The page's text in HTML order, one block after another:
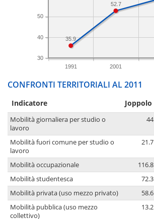
1991 2001
30
40
50
52.7
35.9
CONFRONTI TERRITORIALI AL 2011
Indicatore Joppolo
Mobilità giornaliera per studio o
lavoro
44
Mobilità fuori comune per studio o
lavoro
21.7
Mobilità occupazionale 116.8
Mobilità studentesca
72.3
Mobilità privata (uso mezzo privato)
58.6
Mobilità pubblica (uso mezzo
collettivo)
13.2